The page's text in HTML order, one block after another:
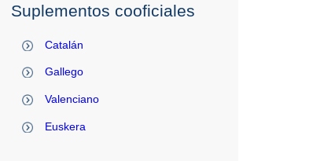
Suplementos cooficiales
Catalán
Gallego
Valenciano
Euskera